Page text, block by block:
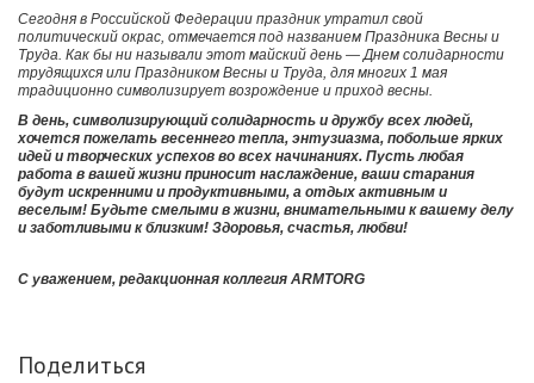
Сегодня в Российской Федерации праздник утратил свой
политический окрас, отмечается под названием Праздника Весны и
Труда. Как бы ни называли этот майский день — Днем солидарности
трудящихся или Праздником Весны и Труда, для многих 1 мая
традиционно символизирует возрождение и приход весны.
В день, символизирующий солидарность и дружбу всех людей,
хочется пожелать весеннего тепла, энтузиазма, побольше ярких
идей и творческих успехов во всех начинаниях. Пусть любая
работа в вашей жизни приносит наслаждение, ваши старания
будут искренними и продуктивными, а отдых активным и
веселым! Будьте смелыми в жизни, внимательными к вашему делу
и заботливыми к близким! Здоровья, счастья, любви!
С уважением, редакционная коллегия ARMTORG
Поделиться